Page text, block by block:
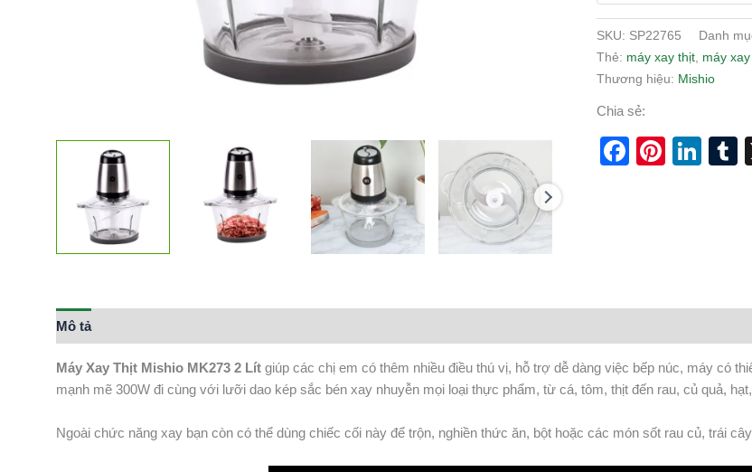
SKU: SP22765 Danh
Thẻ: máy xay thịt, máy
Thương hiệu: Mishio
Chia sẻ:
Mô tả
Máy Xay Thịt Mishio MK273 2 Lít giúp các chị em có thêm nhiều điều thú vị, hỗ trợ dễ dàng việc bếp núc, máy có
mạnh mẽ 300W đi cùng với lưỡi dao kép sắc bén xay nhuyễn mọi loại thực phẩm, từ cá, tôm, thịt đến rau, củ quả,
Ngoài chức năng xay bạn còn có thể dùng chiếc cối này để trộn, nghiền thức ăn, bột hoặc các món sốt rau củ, trái